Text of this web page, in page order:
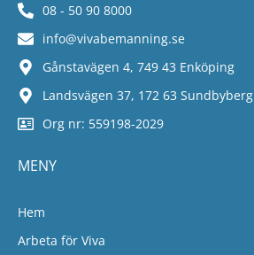
08 - 50 90 8000
info@vivabemanning.se
Gånstavägen 4, 749 43 Enköping
Landsvägen 37, 172 63 Sundbyberg
Org nr: 559198-2029
MENY
Hem
Arbeta för Viva